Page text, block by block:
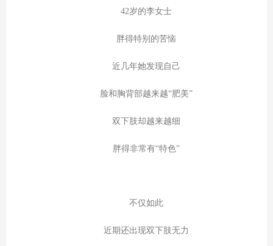
42岁的李女士
胖得特别的苦恼
近几年她发现自己
脸和胸背部越来越“肥美”
双下肢却越来越细
胖得非常有“特色”
不仅如此
近期还出现双下肢无力